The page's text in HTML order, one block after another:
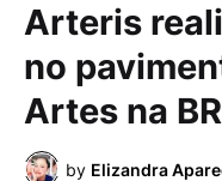
Arteris
no
Artes na
by Elizandra